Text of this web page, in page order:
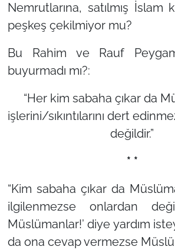
Nemrutlarına, satılmış İslam
peşkeş çekilmiyor mu?
Bu Rahim ve Rauf
buyurmadı mı?:
“Her kim sabaha çıkar da
işlerini/sıkıntılarını dert
değildir.”
* *
“Kim sabaha çıkar da
ilgilenmezse onlardan
Müslümanlar!’ diye yardım
da ona cevap vermezse